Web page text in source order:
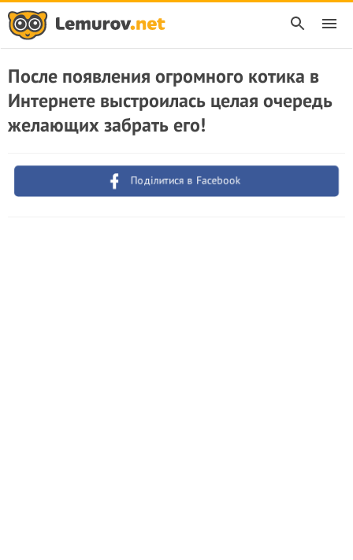
После появления огромного котика в
Интернете выстроилась целая очередь
желающих забрать его!
Поділитися в Facebook